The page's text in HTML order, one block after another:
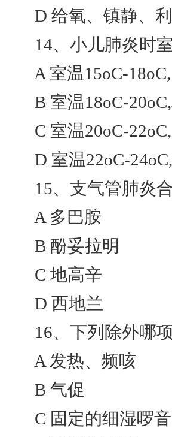
D 给氧、镇静、利
14、小儿肺炎时室
A 室温15oC-18oC,
B 室温18oC-20oC,
C 室温20oC-22oC,
D 室温22oC-24oC,
15、支气管肺炎合
A 多巴胺
B 酚妥拉明
C 地高辛
D 西地兰
16、下列除外哪项
A 发热、频咳
B 气促
C 固定的细湿啰音